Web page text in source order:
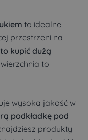
to idealne
przestrzeni na
kupić dużą
to
wysoką jakość w
podkładkę pod
produkty